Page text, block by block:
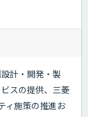
計・開発・製
スの提供、三菱
ィ施策の推進お